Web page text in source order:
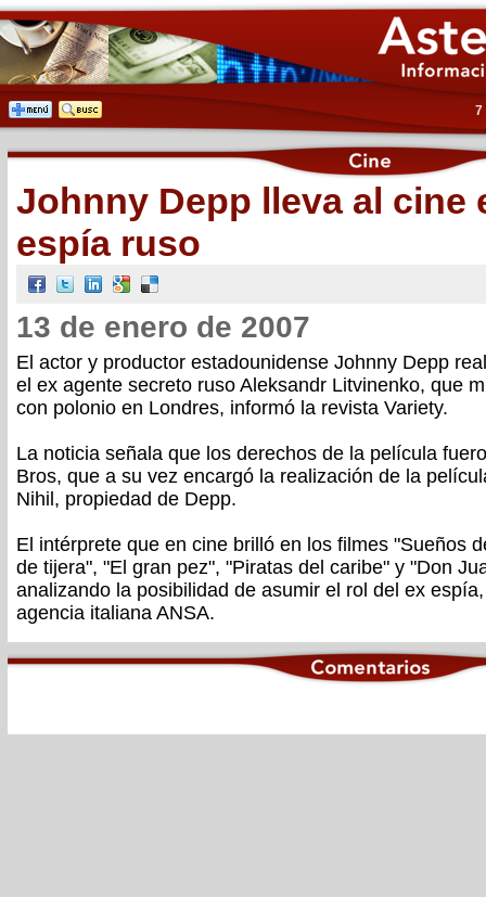
7
Johnny Depp lleva al cine
espía ruso
13 de enero de 2007
El actor y productor estadounidense Johnny Depp
el ex agente secreto ruso Aleksandr Litvinenko, que
con polonio en Londres, informó la revista Variety.
La noticia señala que los derechos de la película
Bros, que a su vez encargó la realización de la
Nihil, propiedad de Depp.
El intérprete que en cine brilló en los filmes "Sueños
de tijera", "El gran pez", "Piratas del caribe" y "Don
analizando la posibilidad de asumir el rol del ex
agencia italiana ANSA.